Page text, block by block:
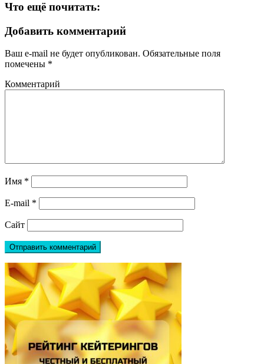
Что ещё почитать:
Добавить комментарий
Ваш e-mail не будет опубликован. Обязательные поля
помечены *
Комментарий
Имя *
E-mail *
Сайт